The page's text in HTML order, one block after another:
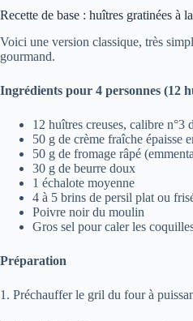
Recette de base : huîtres gratinées à
Voici une version classique, très
gourmand.
Ingrédients pour 4 personnes (12
12 huîtres creuses, calibre n°3
50 g de crème fraîche épaisse
50 g de fromage râpé
30 g de beurre doux
1 échalote moyenne
4 à 5 brins de persil plat ou
Poivre noir du moulin
Gros sel pour caler les
Préparation
1. Préchauffer le gril du four à